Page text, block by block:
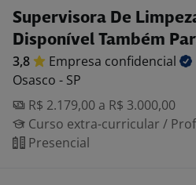
Supervisora De
Disponível Também
3,8 Empresa confidencial
Osasco - SP
R$ 2.179,00 a R$ 3.000,00
Curso extra-curricular /
Presencial